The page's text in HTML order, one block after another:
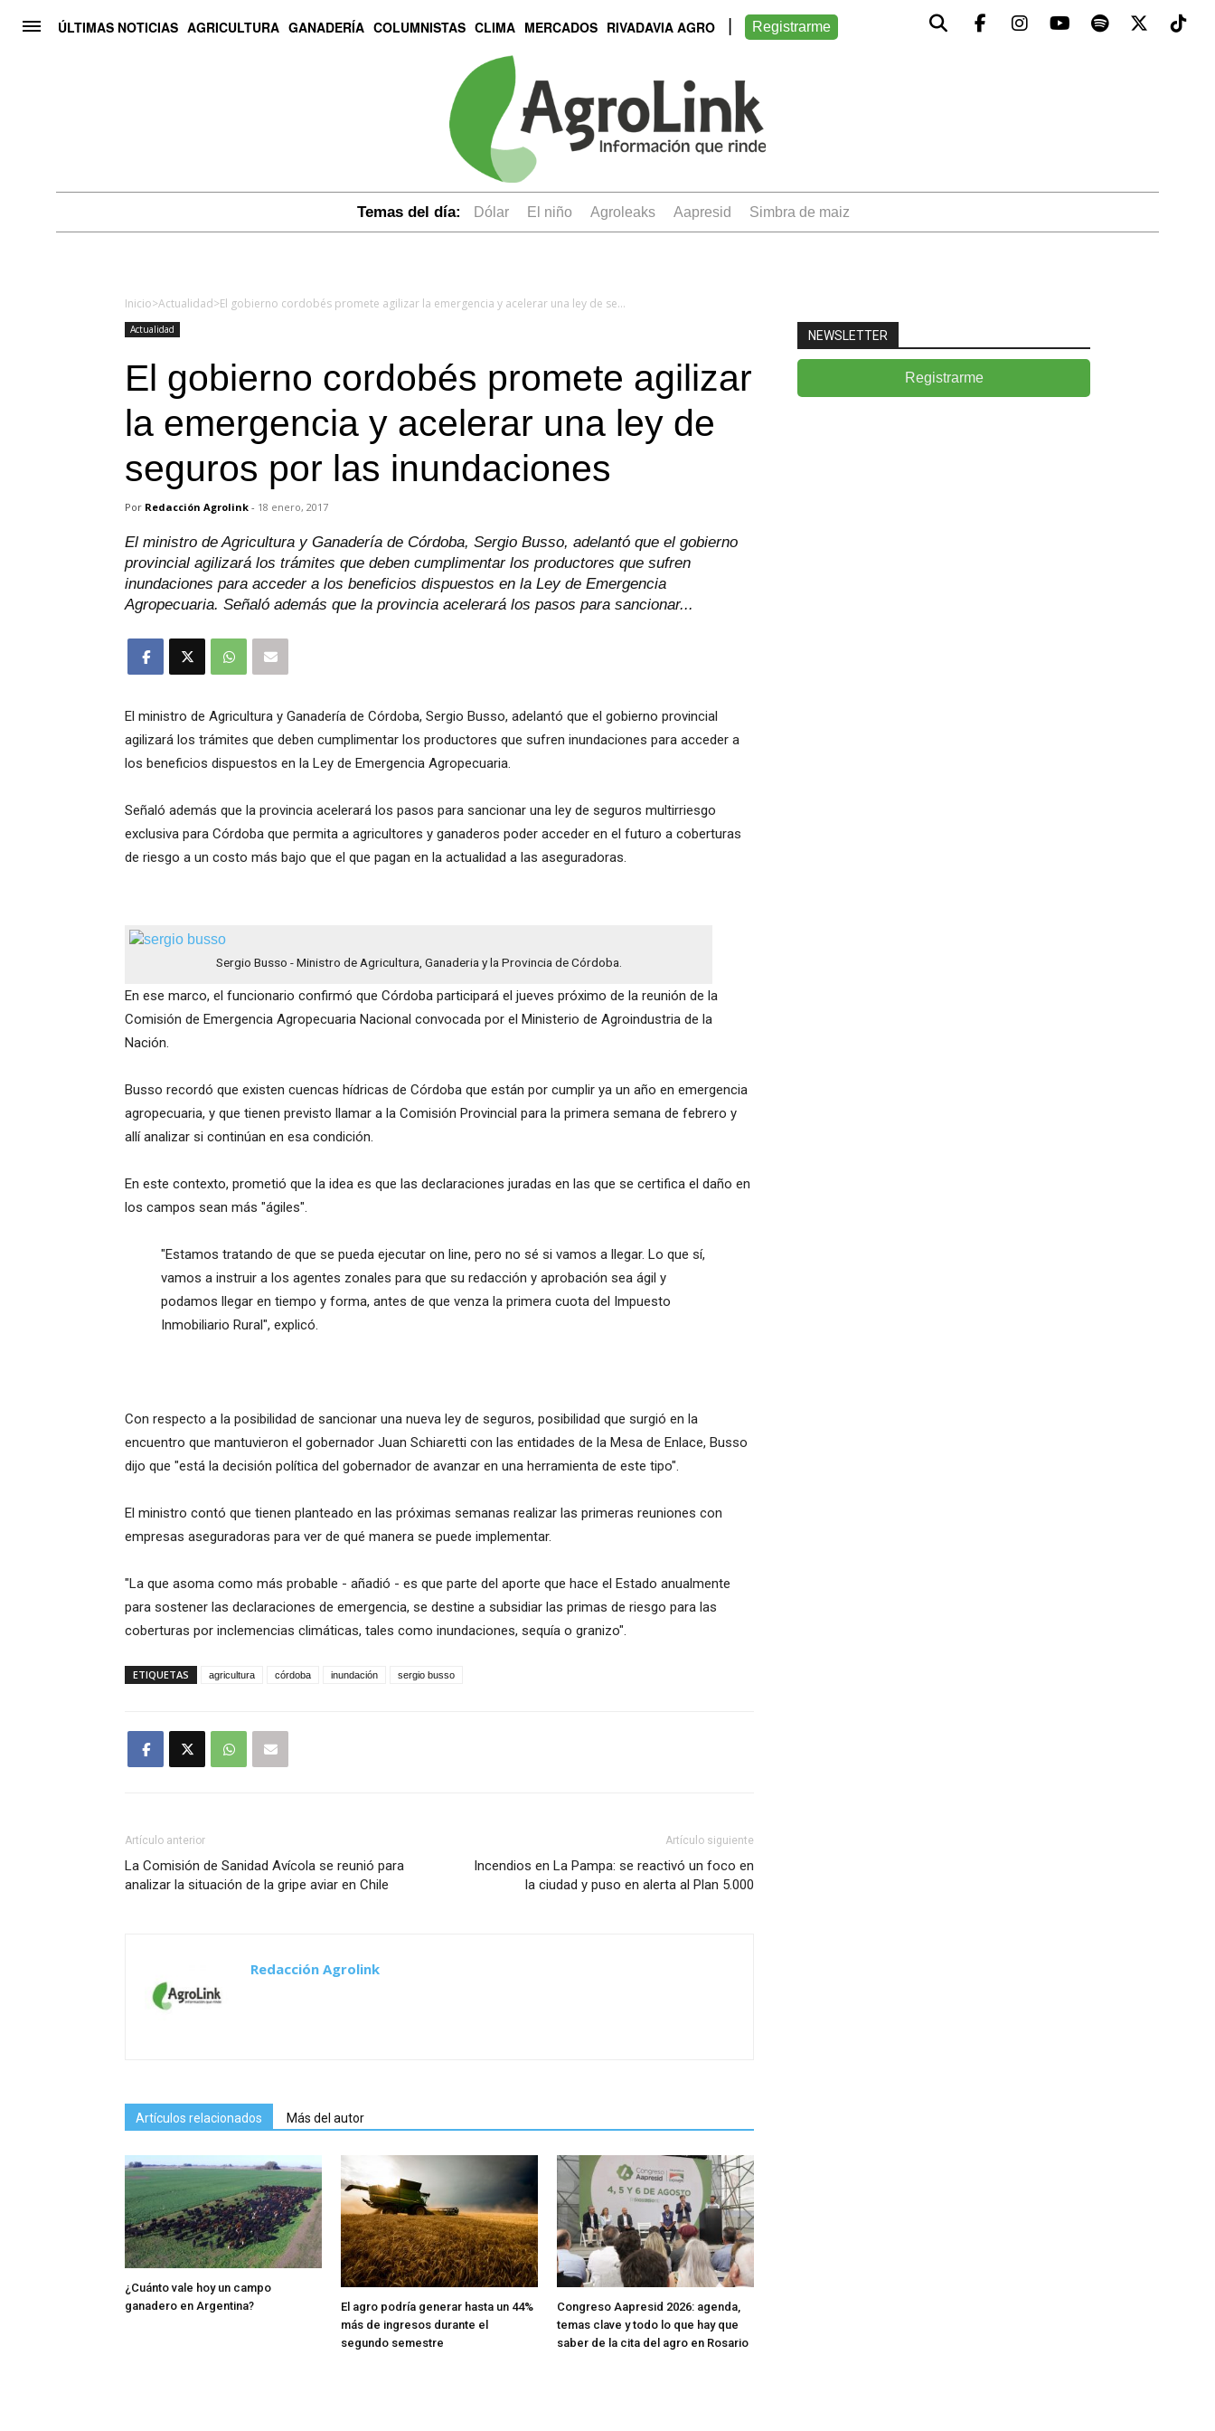
ÚLTIMAS NOTICIAS AGRICULTURA GANADERÍA COLUMNISTAS CLIMA MERCADOS RIVADAVIA AGRO Registrarme
Temas del día: dólar el niño Agroleaks aapresid simbra de maiz
Inicio>Actualidad> El gobierno cordobés promete agilizar la emergencia y acelerar una ley de seguros por las inundaciones
Actualidad
El gobierno cordobés promete agilizar
la emergencia y acelerar una ley de
seguros por las inundaciones
Por Redacción Agrolink - 18 enero, 2017
El ministro de Agricultura y Ganadería de Córdoba, Sergio Busso, adelantó que el gobierno
provincial agilizará los trámites que deben cumplimentar los productores que sufren
inundaciones para acceder a los beneficios dispuestos en la Ley de Emergencia
Agropecuaria. Señaló además que la provincia acelerará los pasos para sancionar...
El ministro de Agricultura y Ganadería de Córdoba, Sergio Busso, adelantó que el gobierno provincial
agilizará los trámites que deben cumplimentar los productores que sufren inundaciones para acceder a
los beneficios dispuestos en la Ley de Emergencia Agropecuaria.
Señaló además que la provincia acelerará los pasos para sancionar una ley de seguros multirriesgo
exclusiva para Córdoba que permita a agricultores y ganaderos poder acceder en el futuro a coberturas
de riesgo a un costo más bajo que el que pagan en la actualidad a las aseguradoras.
Sergio Busso - Ministro de Agricultura, Ganaderia y la Provincia de Córdoba.
En ese marco, el funcionario confirmó que Córdoba participará el jueves próximo de la reunión de la
Comisión de Emergencia Agropecuaria Nacional convocada por el Ministerio de Agroindustria de la
Nación.
Busso recordó que existen cuencas hídricas de Córdoba que están por cumplir ya un año en emergencia
agropecuaria, y que tienen previsto llamar a la Comisión Provincial para la primera semana de febrero y
allí analizar si continúan en esa condición.
En este contexto, prometió que la idea es que las declaraciones juradas en las que se certifica el daño en
los campos sean más "ágiles".
"Estamos tratando de que se pueda ejecutar on line, pero no sé si vamos a llegar. Lo que sí,
vamos a instruir a los agentes zonales para que su redacción y aprobación sea ágil y
podamos llegar en tiempo y forma, antes de que venza la primera cuota del Impuesto
Inmobiliario Rural", explicó.
Con respecto a la posibilidad de sancionar una nueva ley de seguros, posibilidad que surgió en la
encuentro que mantuvieron el gobernador Juan Schiaretti con las entidades de la Mesa de Enlace, Busso
dijo que "está la decisión política del gobernador de avanzar en una herramienta de este tipo".
El ministro contó que tienen planteado en las próximas semanas realizar las primeras reuniones con
empresas aseguradoras para ver de qué manera se puede implementar.
"La que asoma como más probable - añadió - es que parte del aporte que hace el Estado anualmente
para sostener las declaraciones de emergencia, se destine a subsidiar las primas de riesgo para las
coberturas por inclemencias climáticas, tales como inundaciones, sequía o granizo".
ETIQUETAS agricultura córdoba inundación sergio busso
Artículo anterior
La Comisión de Sanidad Avícola se reunió para
analizar la situación de la gripe aviar en Chile
Artículo siguiente
Incendios en La Pampa: se reactivó un foco en
la ciudad y puso en alerta al Plan 5.000
Redacción Agrolink
Artículos relacionados Más del autor
¿Cuánto vale hoy un campo
ganadero en Argentina?
El agro podría generar hasta un 44%
más de ingresos durante el
segundo semestre
Congreso Aapresid 2026: agenda,
temas clave y todo lo que hay que
saber de la cita del agro en Rosario
NEWSLETTER
Registrarme